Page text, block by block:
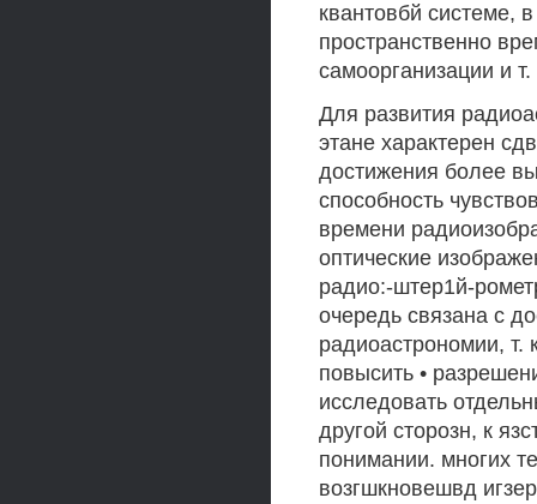
квантовбй системе,
пространственно
самоорганизации и т.
Для развития
этане характерен
достижения более
способность
времени
оптические
радио:-штер1й-
очередь связана с
радиоастрономии, т.
повысить •
исследовать
другой сторозн, к
понимании. многих
возгшкновешвд